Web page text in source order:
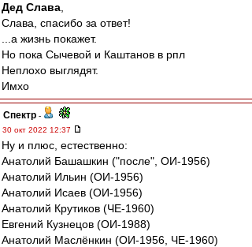
Дед Слава
Слава, спасибо за ответ!
...а жизнь покажет.
Но пока Сычевой и Каштанов в рпл
Неплохо выглядят.
Имхо
Спектр -
30 окт 2022 12:37
Ну и плюс, естественно:
Анатолий Башашкин ("после", ОИ-1956)
Анатолий Ильин (ОИ-1956)
Анатолий Исаев (ОИ-1956)
Анатолий Крутиков (ЧЕ-1960)
Евгений Кузнецов (ОИ-1988)
Анатолий Маслёнкин (ОИ-1956, ЧЕ-1960)